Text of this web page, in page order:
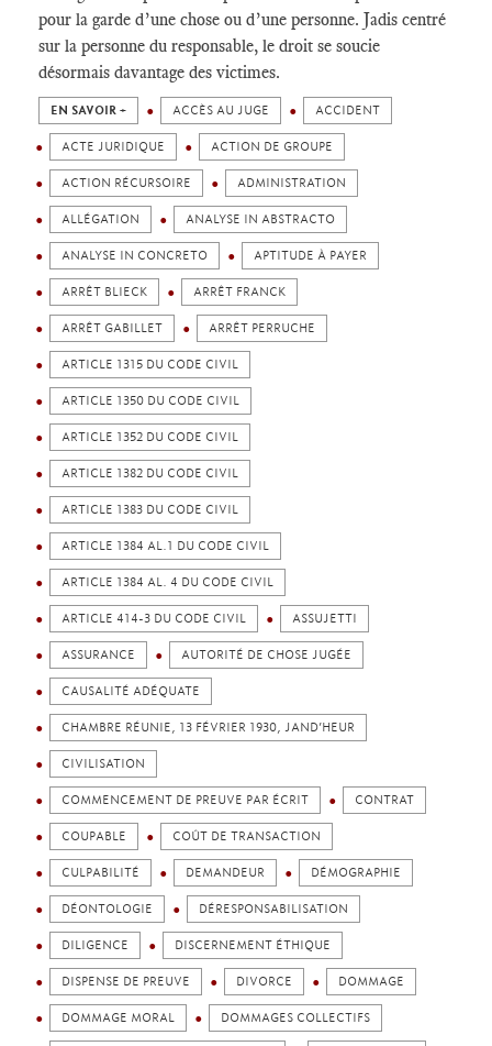
pour la garde d’une chose ou d’une personne. Jadis centré
sur la personne du responsable, le droit se soucie
désormais davantage des victimes.
EN SAVOIR + ACCÈS AU JUGE ACCIDENT
ACTE JURIDIQUE ACTION DE GROUPE
ACTION RÉCURSOIRE ADMINISTRATION
ALLÉGATION ANALYSE IN ABSTRACTO
ANALYSE IN CONCRETO APTITUDE À PAYER
ARRÊT BLIECK ARRÊT FRANCK
ARRÊT GABILLET ARRÊT PERRUCHE
ARTICLE 1315 DU CODE CIVIL
ARTICLE 1350 DU CODE CIVIL
ARTICLE 1352 DU CODE CIVIL
ARTICLE 1382 DU CODE CIVIL
ARTICLE 1383 DU CODE CIVIL
ARTICLE 1384 AL.1 DU CODE CIVIL
ARTICLE 1384 AL. 4 DU CODE CIVIL
ARTICLE 414-3 DU CODE CIVIL ASSUJETTI
ASSURANCE AUTORITÉ DE CHOSE JUGÉE
CAUSALITÉ ADÉQUATE
CHAMBRE RÉUNIE, 13 FÉVRIER 1930, JAND’HEUR
CIVILISATION
COMMENCEMENT DE PREUVE PAR ÉCRIT CONTRAT
COUPABLE COÛT DE TRANSACTION
CULPABILITÉ DEMANDEUR DÉMOGRAPHIE
DÉONTOLOGIE DÉRESPONSABILISATION
DILIGENCE DISCERNEMENT ÉTHIQUE
DISPENSE DE PREUVE DIVORCE DOMMAGE
DOMMAGE MORAL DOMMAGES COLLECTIFS